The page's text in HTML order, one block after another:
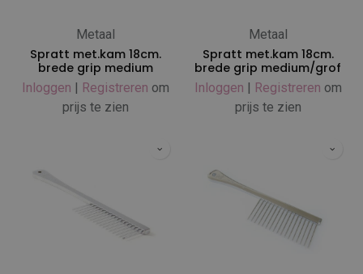
Metaal
Spratt met.kam 18cm.
brede grip medium
Inloggen | Registreren om
prijs te zien
Metaal
Spratt met.kam 18cm.
brede grip medium/grof
Inloggen | Registreren om
prijs te zien